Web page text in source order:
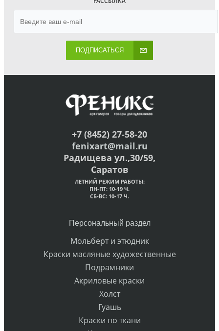
ПОДПИСАТЬСЯ
+7 (8452) 27-58-20
fenixart@mail.ru
Радищева ул.,30/59,
Саратов
ЛЕТНИЙ РЕЖИМ РАБОТЫ:
ПН-ПТ: 10-19 Ч.
СБ-ВС: 10-17 Ч.
Персональный раздел
Мольберт и этюдник
Краски масляные художественные
Подрамники
Акриловые краски
Холст
Гуашь
Краски по ткани